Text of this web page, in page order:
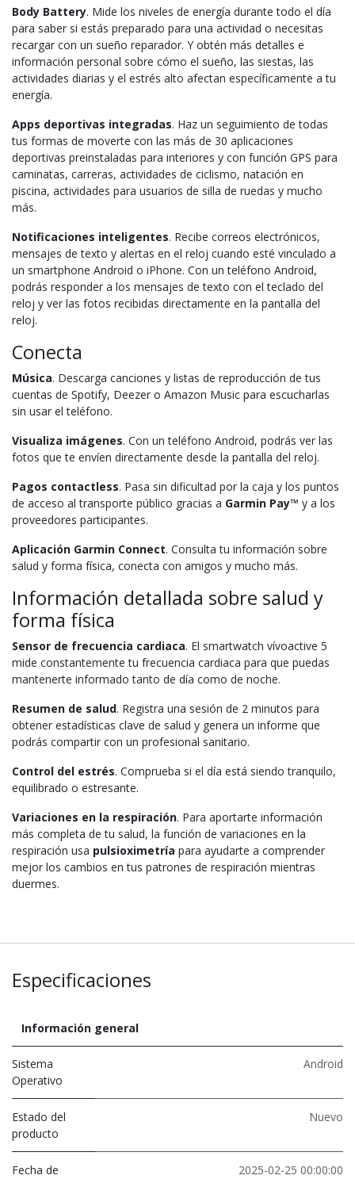
Body Battery. Mide los niveles de energía durante todo el día
para saber si estás preparado para una actividad o necesitas
recargar con un sueño reparador. Y obtén más detalles e
información personal sobre cómo el sueño, las siestas, las
actividades diarias y el estrés alto afectan específicamente a tu
energía.
Apps deportivas integradas. Haz un seguimiento de todas
tus formas de moverte con las más de 30 aplicaciones
deportivas preinstaladas para interiores y con función GPS para
caminatas, carreras, actividades de ciclismo, natación en
piscina, actividades para usuarios de silla de ruedas y mucho
más.
Notificaciones inteligentes. Recibe correos electrónicos,
mensajes de texto y alertas en el reloj cuando esté vinculado a
un smartphone Android o iPhone. Con un teléfono Android,
podrás responder a los mensajes de texto con el teclado del
reloj y ver las fotos recibidas directamente en la pantalla del
reloj.
Conecta
Música. Descarga canciones y listas de reproducción de tus
cuentas de Spotify, Deezer o Amazon Music para escucharlas
sin usar el teléfono.
Visualiza imágenes. Con un teléfono Android, podrás ver las
fotos que te envíen directamente desde la pantalla del reloj.
Pagos contactless. Pasa sin dificultad por la caja y los puntos
de acceso al transporte público gracias a Garmin Pay™ y a los
proveedores participantes.
Aplicación Garmin Connect. Consulta tu información sobre
salud y forma física, conecta con amigos y mucho más.
Información detallada sobre salud y
forma física
Sensor de frecuencia cardiaca. El smartwatch vívoactive 5
mide constantemente tu frecuencia cardiaca para que puedas
mantenerte informado tanto de día como de noche.
Resumen de salud. Registra una sesión de 2 minutos para
obtener estadísticas clave de salud y genera un informe que
podrás compartir con un profesional sanitario.
Control del estrés. Comprueba si el día está siendo tranquilo,
equilibrado o estresante.
Variaciones en la respiración. Para aportarte información
más completa de tu salud, la función de variaciones en la
respiración usa pulsioximetría para ayudarte a comprender
mejor los cambios en tus patrones de respiración mientras
duermes.
Especificaciones
Información general
Sistema
Operativo
Android
Estado del
producto
Nuevo
Fecha de
2025-02-25 00:00:00